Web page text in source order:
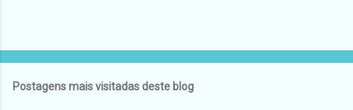
Postagens mais visitadas deste blog